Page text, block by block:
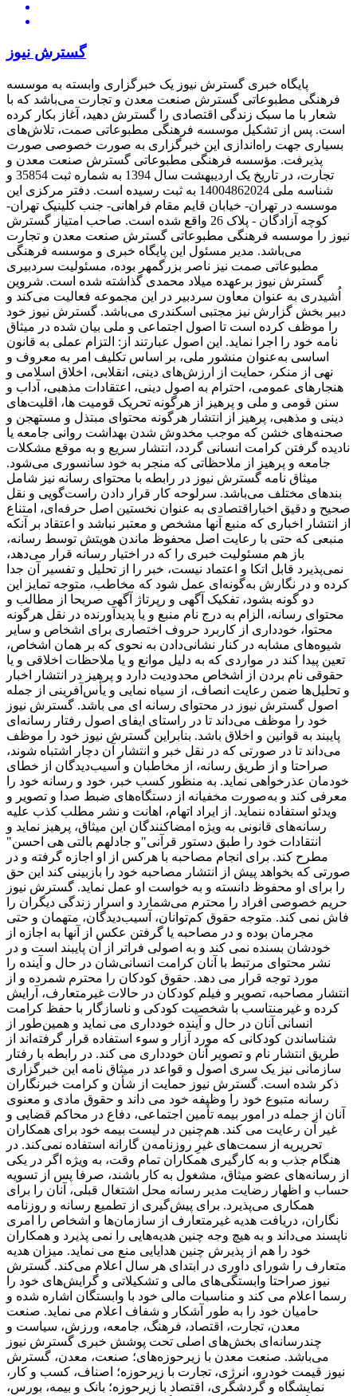
گسترش نیوز
پایگاه خبری گسترش نیوز یک خبرگزاری وابسته به موسسه
فرهنگی مطبوعاتی گسترش صنعت معدن و تجارت می‌باشد که با
شعار با ما سبک زندگی اقتصادی را گسترش دهید، آغاز بکار کرده
است. پس از تشکیل موسسه فرهنگی مطبوعاتی صمت، تلاش‌های
بسیاری جهت راه‌اندازی این خبرگزاری به صورت خصوصی صورت
پذیرفت. مؤسسه فرهنگی مطبوعاتی گسترش صنعت معدن و
تجارت، در تاریخ یک اردیبهشت سال 1394 به شماره ثبت 35854 و
شناسه ملی 14004862024 به ثبت رسیده است. دفتر مرکزی این
موسسه در تهران- خیابان قایم مقام فراهانی- جنب کلینیک تهران-
کوچه آزادگان - پلاک 26 واقع شده است. صاحب امتیاز گسترش
نیوز را موسسه فرهنگی مطبوعاتی گسترش صنعت معدن و تجارت
می‌باشد. مدیر مسئول این پایگاه خبری و موسسه فرهنگی
مطبوعاتی صمت نیز ناصر بزرگمهر بوده، مسئولیت سردبیری
گسترش نیوز برعهده میلاد محمدی گذاشته شده است. شروین
اُشیدری به عنوان معاون سردبیر در این مجموعه فعالیت می‌کند و
دبیر بخش گزارش نیز مجتبی اسکندری می‌باشد. گسترش نیوز خود
را موظف کرده است تا اصول اجتماعی و ملی بیان شده در میثاق
نامه خود را اجرا نماید. این اصول عبارتند از: التزام عملی به قانون
اساسی به‌عنوان منشور ملی، بر اساس تکلیف امر به‌ معروف و
نهی از منکر، حمایت از ارزش‌های دینی، انقلابی، اخلاق اسلامی و
هنجارهای عمومی، احترام به اصول دینی، اعتقادات مذهبی، آداب و
سنن قومی و ملی و ‌پرهیز از هرگونه تحریک قومیت ‌ها، اقلیت‌های
دینی و مذهبی، پرهیز از انتشار هرگونه محتوای مبتذل و مستهجن و
صحنه‌های خشن که موجب مخدوش شدن بهداشت روانی جامعه یا
نادیده گرفتن کرامت انسانی گردد، انتشار سریع و به‌ موقع مشکلات
جامعه و پرهیز از ملاحظاتی که منجر به خود سانسوری می‌شود.
میثاق نامه گسترش نیوز در رابطه با محتوای رسانه نیز شامل
بندهای مختلف می‌باشد. سرلوحه کار قرار دادن راست‌گویی و نقل
صحیح و دقیق اخباراقتصادی به ‌عنوان نخستین اصل حرفه‌ای، امتناع
از انتشار اخباری که منبع آنها مشخص و معتبر نباشد و اعتقاد بر آنکه
منبعی که حتی با رعایت اصل محفوظ ماندن هویتش توسط رسانه،
باز هم مسئولیت خبری را که در اختیار رسانه قرار می‌دهد،
نمی‌پذیرد قابل اتکا و اعتماد نیست، خبر را از تحلیل و تفسیر آن جدا
کرده و در نگارش به‌گونه‌ای عمل شود که مخاطب، متوجه تمایز این
دو گونه بشود، تفکیک آگهی و رپرتاژ آگهی صریحا از مطالب و
محتوای رسانه، الزام به درج نام منبع و یا پدیدآورنده در نقل هرگونه
محتوا، خودداری از کاربرد حروف اختصاری برای اشخاص و سایر
شیوه‌های مشابه در کنار نشانی‌دادن به نحوی که بر همان اشخاص،
تعین پیدا کند در مواردی که به دلیل موانع و یا ملاحظات اخلاقی و یا
حقوقی نام بردن از اشخاص محدودیت دارد و پرهیز در انتشار اخبار
و تحلیل‌ها ضمن رعایت انصاف، از سیاه ‌نمایی و یأس‌آفرینی از جمله
اصول گسترش نیوز در محتوای رسانه ای می باشد. گسترش نیوز
خود را موظف می‌داند تا در راستای ایفای اصول رفتار رسانه‌ای
پایبند به قوانین و اخلاق باشد. بنابراین گسترش نیوز خود را موظف
می‌داند تا در صورتی که در نقل خبر و انتشار آن دچار اشتباه شوند،
صراحتا و از طریق رسانه، از مخاطبان و آسیب‌دیدگان از خطای
خودمان عذرخواهی نماید. به منظور کسب خبر، خود و رسانه خود را
معرفی کند و به‌صورت مخفیانه از دستگاه‌های ضبط صدا و تصویر و
ویدئو استفاده ننماید. از ایراد اتهام، اهانت و نشر مطلب کذب علیه
رسانه‌های قانونی به ‌ویژه امضاکنندگان این میثاق، پرهیز نماید و
انتقادات‌ خود را طبق دستور قرآنی"و جادلهم بالتی هی احسن"
مطرح کند. برای انجام مصاحبه با هرکس از او اجازه گرفته و در
صورتی که بخواهد پیش از انتشار مصاحبه خود را بازبینی کند این حق
را برای او محفوظ دانسته و به خواست او عمل نماید. گسترش نیوز
حریم خصوصی افراد را محترم می‌شمارد و اسرار زندگی دیگران را
فاش نمی کند. متوجه حقوق کم‌توانان، آسیب‌دیدگان، متهمان و حتی
مجرمان بوده و در مصاحبه یا گرفتن عکس از آنها به اجازه از
خودشان بسنده نمی کند و به اصولی فراتر از آن پایبند است و در
نشر محتوای مرتبط با آنان کرامت انسانی‌شان در حال و آینده را
مورد توجه قرار می دهد. حقوق کودکان را محترم شمرده و از
انتشار مصاحبه، تصویر و فیلم کودکان در حالات غیرمتعارف، آرایش
کرده و غیرمنتاسب با شخصیت کودکی و ناسازگار با حفظ کرامت
انسانی آنان در حال و آینده خودداری می نماید و همین‌طور از
شناساندن کودکانی که مورد آزار و سوء استفاده قرار گرفته‌اند از
طریق انتشار نام و تصویر آنان خودداری می کند. در رابطه با رفتار
سازمانی نیز یک سری اصول و قواعد در میثاق نامه این خبرگزاری
ذکر شده است. گسترش نیوز حمایت از شأن و کرامت خبرنگاران
رسانه متبوع خود را وظیفه خود می داند و حقوق مادی و معنوی
آنان از جمله در امور بیمه تأمین اجتماعی، دفاع در محاکم قضایی و
غیر آن رعایت می کند. هم‌چنین در لیست بیمه خود برای همکاران
تحریریه از سمت‌های غیرِ روزنامه‌ن گارانه استفاده نمی‌کند. در
هنگام جذب و به کارگیری همکاران تمام وقت، به ‌ویژه اگر در یکی
از رسانه‌های عضو میثاق، مشغول به کار باشند، صرفا پس از تسویه‌
حساب و اظهار رضایت مدیر رسانه محل اشتغال قبلی، آنان را برای
همکاری می‌پذیرد. برای پیش‌گیری از تطمیع رسانه و روزنامه
‌نگاران، دریافت هدیه غیرمتعارف از سازمان‌ها و اشخاص را امری
ناپسند می‌داند و به ‌هیچ ‌وجه چنین هدیه‌هایی را نمی پذیرد و همکاران
خود را هم از پذیرش چنین هدایایی منع می نماید. میزان هدیه
متعارف را شورای داوری در ابتدای هر سال اعلام می‌کند. گسترش
نیوز صراحتا وابستگی‌های مالی و تشکیلاتی و گرایش‌های خود را
رسما اعلام می کند و مناسبات مالی خود با وابستگان اشاره شده و
حامیان خود را به ‌طور آشکار و شفاف اعلام می نماید. صنعت
معدن، تجارت، اقتصاد، فرهنگ، جامعه، ورزش، سیاست و
چندرسانه‌ای بخش‌های اصلی تحت پوشش خبری گسترش نیوز
می‌باشد. صنعت معدن با زیرحوزه‌های؛ صنعت، معدن، گسترش
نیوز قیمت خودرو، انرژی، تجارت با زیرحوزه؛ اصناف، کسب و کار،
نمایشگاه و گردشگری، اقتصاد با زیرحوزه؛ بانک و بیمه، بورس،